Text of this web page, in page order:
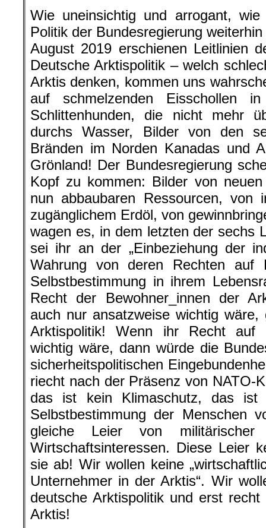
Wie uneinsichtig und arrogant, wie
Politik der Bundesregierung
August 2019 erschienen Leitlinien
Deutsche Arktispolitik – welch
Arktis denken, kommen uns
auf schmelzenden Eisschollen
Schlittenhunden, die nicht mehr
durchs Wasser, Bilder von den
Bränden im Norden Kanadas und
Grönland! Der Bundesregierung
Kopf zu kommen: Bilder von
nun abbaubaren Ressourcen, von
zugänglichem Erdöl, von
wagen es, in dem letzten der sechs
sei ihr an der „Einbeziehung der
Wahrung von deren Rechten auf
Selbstbestimmung in ihrem
Recht der Bewohner_innen der
auch nur ansatzweise wichtig wäre,
Arktispolitik! Wenn ihr Recht auf
wichtig wäre, dann würde die
sicherheitspolitischen
riecht nach der Präsenz von NATO-
das ist kein Klimaschutz, das ist
Selbstbestimmung der
gleiche Leier von militärischer
Wirtschaftsinteressen. Diese Leier
sie ab! Wir wollen keine
Unternehmer in der Arktis“. Wir
deutsche Arktispolitik und erst
Arktis!